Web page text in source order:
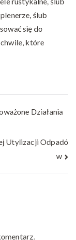
ślub
się do
które
Działania
Utylizacji Odpadó
w